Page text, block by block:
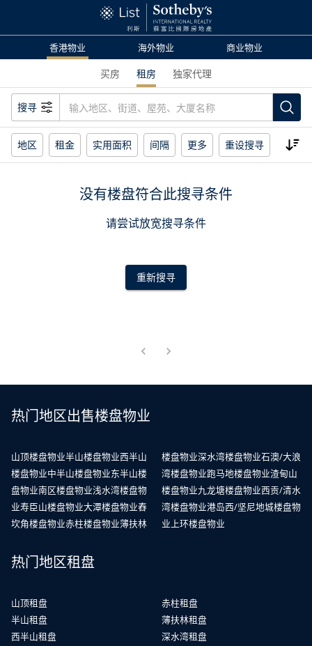
香港物业 海外物业 商业物业
买房 租房 独家代理
搜寻
地区 租金 实用面积 间隔 更多 重设搜寻
没有楼盘符合此搜寻条件
请尝试放宽搜寻条件
重新搜寻
热门地区出售楼盘物业
山顶楼盘物业半山楼盘物业西半山
楼盘物业中半山楼盘物业东半山楼
盘物业南区楼盘物业浅水湾楼盘物
业寿臣山楼盘物业大潭楼盘物业舂
坎角楼盘物业赤柱楼盘物业薄扶林
楼盘物业深水湾楼盘物业石澳/大浪
湾楼盘物业跑马地楼盘物业渣甸山
楼盘物业九龙塘楼盘物业西贡/清水
湾楼盘物业港岛西/坚尼地城楼盘物
业 上环楼盘物业
热门地区租盘
山顶租盘
半山租盘
西半山租盘
赤柱租盘
薄扶林租盘
深水湾租盘